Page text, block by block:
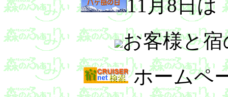
11月8日は
お客様と
ホームペ